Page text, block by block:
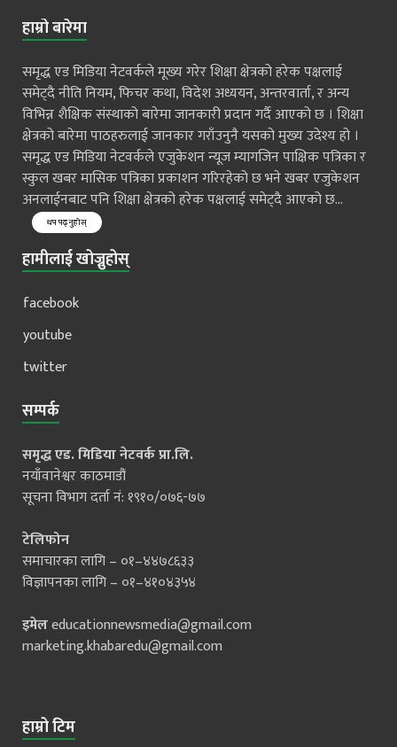
हाम्रो बारेमा
समृद्ध एड मिडिया नेटवर्कले मूख्य गरेर शिक्षा क्षेत्रको हरेक पक्षलाई
समेट्दै नीति नियम, फिचर कथा, विदेश अध्ययन, अन्तरवार्ता, र अन्य
विभिन्न शैक्षिक संस्थाको बारेमा जानकारी प्रदान गर्दै आएको छ । शिक्षा
क्षेत्रको बारेमा पाठहरुलाई जानकार गराँउनुनै यसको मुख्य उदेश्य हो ।
समृद्ध एड मिडिया नेटवर्कले एजुकेशन न्यूज म्यागजिन पाक्षिक पत्रिका र
स्कुल खबर मासिक पत्रिका प्रकाशन गरिरहेको छ भने खबर एजुकेशन
अनलाईनबाट पनि शिक्षा क्षेत्रको हरेक पक्षलाई समेट्दै आएको छ...
थप पढ्नुहोस्
हामीलाई खोज्नुहोस्
facebook
youtube
twitter
सम्पर्क
समृद्ध एड. मिडिया नेटवर्क प्रा.लि.
नयाँवानेश्वर काठमाडौं
सूचना विभाग दर्ता नं: १९१०/०७६-७७
टेलिफोन
समाचारका लागि – ०१–४४७८६३३
विज्ञापनका लागि – ०१–४१०४३५४
इमेलeducationnewsmedia@gmail.com
marketing.khabaredu@gmail.com
हाम्रो टिम